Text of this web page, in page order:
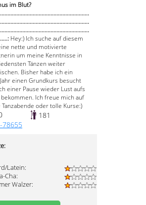
im Blut?
Hey:) Ich suche auf diesem
nette und motivierte
um meine Kenntnisse in
Tänzen weiter
Bisher habe ich ein
einen Grundkurs besucht
einer Pause wieder Lust aufs
bekommen. Ich freue mich auf
oder tolle Kurse:)
181
78655
Latein:
Cha:
Walzer: